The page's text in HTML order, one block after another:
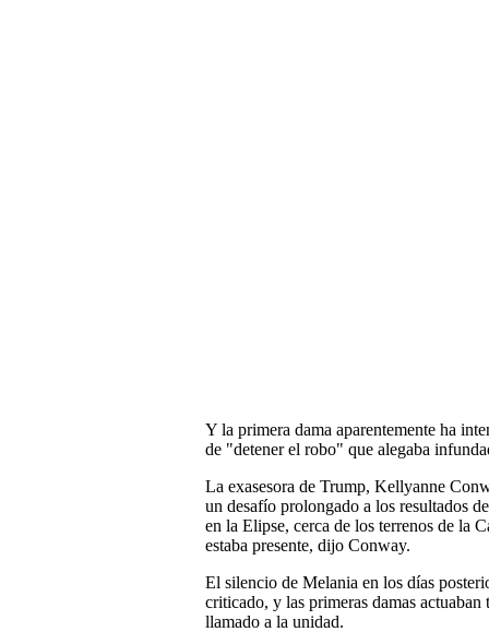
Y la primera dama aparentemente ha
de "detener el robo" que alegaba
La exasesora de Trump, Kellyanne
un desafío prolongado a los resultados
en la Elipse, cerca de los terrenos de la
estaba presente, dijo Conway.
El silencio de Melania en los días
criticado, y las primeras damas
llamado a la unidad.